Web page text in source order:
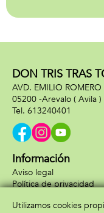
DON TRIS TRAS
AVD. EMILIO ROMERO
05200 -Arevalo ( Avila )
613240401
Información
Aviso legal
Política de privacidad
Formas de pago
Utilizamos cookies